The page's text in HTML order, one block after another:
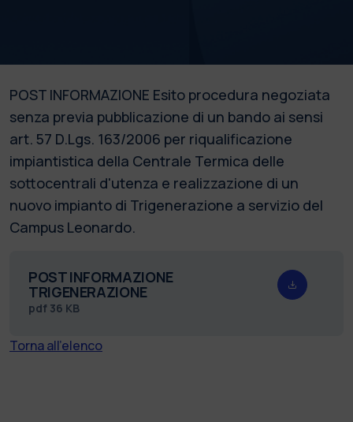
POST INFORMAZIONE Esito procedura negoziata
senza previa pubblicazione di un bando ai sensi
art. 57 D.Lgs. 163/2006 per riqualificazione
impiantistica della Centrale Termica delle
sottocentrali d'utenza e realizzazione di un
nuovo impianto di Trigenerazione a servizio del
Campus Leonardo.
POST INFORMAZIONE
TRIGENERAZIONE
pdf 36 KB
Torna all'elenco